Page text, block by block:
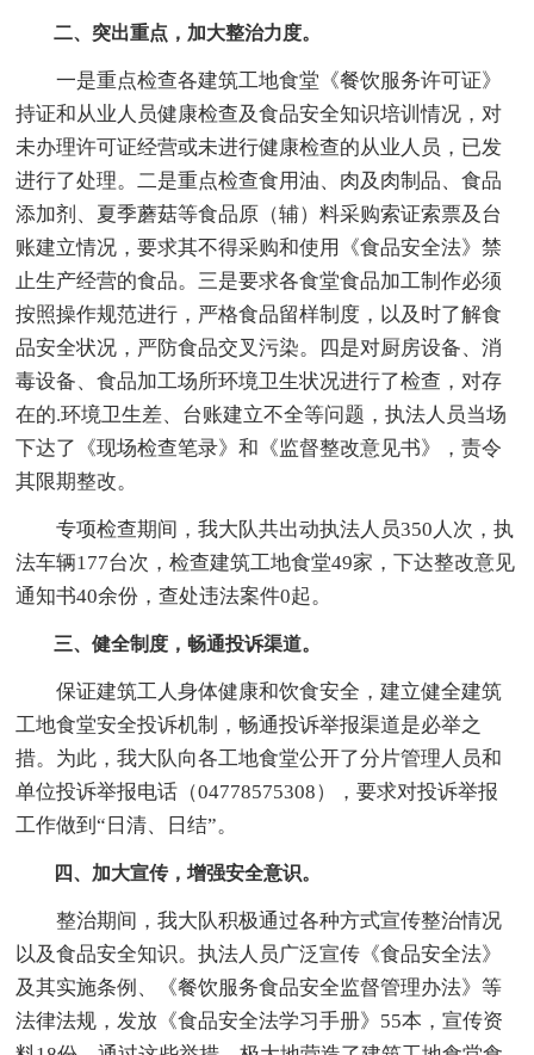
二、突出重点，加大整治力度。
一是重点检查各建筑工地食堂《餐饮服务许可证》
持证和从业人员健康检查及食品安全知识培训情况，对
未办理许可证经营或未进行健康检查的从业人员，已发
进行了处理。二是重点检查食用油、肉及肉制品、食品
添加剂、夏季蘑菇等食品原（辅）料采购索证索票及台
账建立情况，要求其不得采购和使用《食品安全法》禁
止生产经营的食品。三是要求各食堂食品加工制作必须
按照操作规范进行，严格食品留样制度，以及时了解食
品安全状况，严防食品交叉污染。四是对厨房设备、消
毒设备、食品加工场所环境卫生状况进行了检查，对存
在的.环境卫生差、台账建立不全等问题，执法人员当场
下达了《现场检查笔录》和《监督整改意见书》，责令
其限期整改。
专项检查期间，我大队共出动执法人员350人次，执
法车辆177台次，检查建筑工地食堂49家，下达整改意见
通知书40余份，查处违法案件0起。
三、健全制度，畅通投诉渠道。
保证建筑工人身体健康和饮食安全，建立健全建筑
工地食堂安全投诉机制，畅通投诉举报渠道是必举之
措。为此，我大队向各工地食堂公开了分片管理人员和
单位投诉举报电话（04778575308），要求对投诉举报
工作做到“日清、日结”。
四、加大宣传，增强安全意识。
整治期间，我大队积极通过各种方式宣传整治情况
以及食品安全知识。执法人员广泛宣传《食品安全法》
及其实施条例、《餐饮服务食品安全监督管理办法》等
法律法规，发放《食品安全法学习手册》55本，宣传资